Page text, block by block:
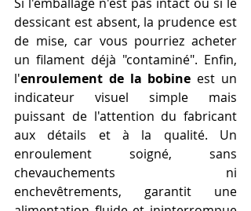
Si l'emballage n'est pas intact ou si le
dessicant est absent, la prudence est
de mise, car vous pourriez acheter
un filament déjà "contaminé". Enfin,
l'enroulement de la bobine est un
indicateur visuel simple mais
puissant de l'attention du fabricant
aux détails et à la qualité. Un
enroulement soigné, sans
chevauchements ni
enchevêtrements, garantit une